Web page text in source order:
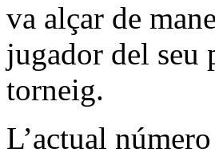
va alçar de
jugador del seu
torneig.
L’actual